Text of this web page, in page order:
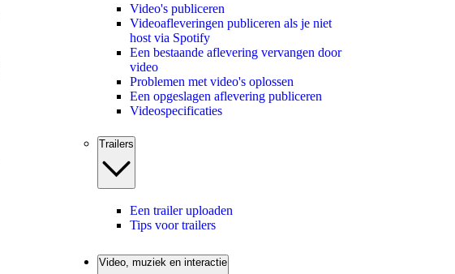
Video's publiceren
Videoafleveringen publiceren als je niet
host via Spotify
Een bestaande aflevering vervangen door
video
Problemen met video's oplossen
Een opgeslagen aflevering publiceren
Videospecificaties
Trailers
Een trailer uploaden
Tips voor trailers
Video, muziek en interactie